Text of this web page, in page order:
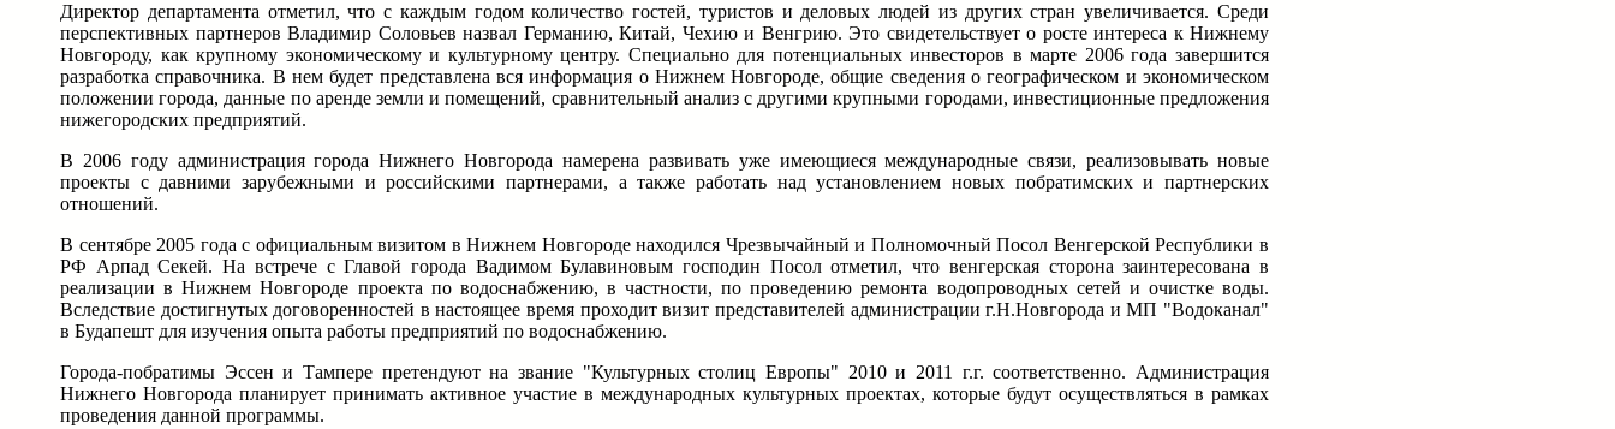
Директор департамента отметил, что с каждым годом количество гостей, туристов и деловых людей из других стран увеличивается. Среди
перспективных партнеров Владимир Соловьев назвал Германию, Китай, Чехию и Венгрию. Это свидетельствует о росте интереса к Нижнему
Новгороду, как крупному экономическому и культурному центру. Специально для потенциальных инвесторов в марте 2006 года завершится
разработка справочника. В нем будет представлена вся информация о Нижнем Новгороде, общие сведения о географическом и экономическом
положении города, данные по аренде земли и помещений, сравнительный анализ с другими крупными городами, инвестиционные предложения
нижегородских предприятий.
В 2006 году администрация города Нижнего Новгорода намерена развивать уже имеющиеся международные связи, реализовывать новые
проекты с давними зарубежными и российскими партнерами, а также работать над установлением новых побратимских и партнерских
отношений.
В сентябре 2005 года с официальным визитом в Нижнем Новгороде находился Чрезвычайный и Полномочный Посол Венгерской Республики в
РФ Арпад Секей. На встрече с Главой города Вадимом Булавиновым господин Посол отметил, что венгерская сторона заинтересована в
реализации в Нижнем Новгороде проекта по водоснабжению, в частности, по проведению ремонта водопроводных сетей и очистке воды.
Вследствие достигнутых договоренностей в настоящее время проходит визит представителей администрации г.Н.Новгорода и МП "Водоканал"
в Будапешт для изучения опыта работы предприятий по водоснабжению.
Города-побратимы Эссен и Тампере претендуют на звание "Культурных столиц Европы" 2010 и 2011 г.г. соответственно. Администрация
Нижнего Новгорода планирует принимать активное участие в международных культурных проектах, которые будут осуществляться в рамках
проведения данной программы.